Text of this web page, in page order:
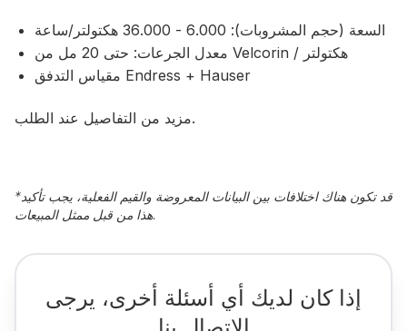
السعة (حجم المشروبات): 6.000 - 36.000 هكتولتر/ساعة
معدل الجرعات: حتى 20 مل من Velcorin / هكتولتر
مقياس التدفق Endress + Hauser
مزيد من التفاصيل عند الطلب.
*قد تكون هناك اختلافات بين البيانات المعروضة والقيم الفعلية، يجب تأكيد
هذا من قبل ممثل المبيعات.
إذا كان لديك أي أسئلة أخرى، يرجى